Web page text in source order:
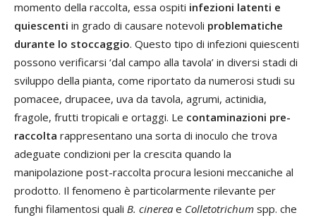
momento della raccolta, essa ospiti infezioni latenti e
quiescenti in grado di causare notevoli problematiche
durante lo stoccaggio. Questo tipo di infezioni quiescenti
possono verificarsi ‘dal campo alla tavola’ in diversi stadi di
sviluppo della pianta, come riportato da numerosi studi su
pomacee, drupacee, uva da tavola, agrumi, actinidia,
fragole, frutti tropicali e ortaggi. Le contaminazioni pre-
raccolta rappresentano una sorta di inoculo che trova
adeguate condizioni per la crescita quando la
manipolazione post-raccolta procura lesioni meccaniche al
prodotto. Il fenomeno è particolarmente rilevante per
funghi filamentosi quali B. cinerea e Colletotrichum spp. che